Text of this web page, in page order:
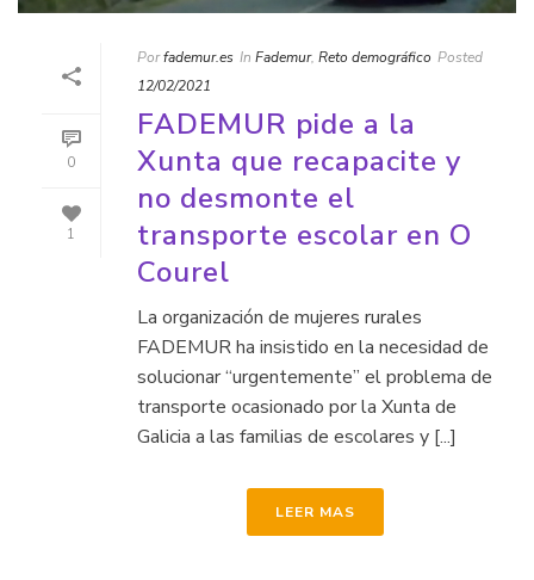
0
1
Porfademur.es In Fademur, Reto demográfico Posted
12/02/2021
FADEMUR pide a la
Xunta que recapacite y
no desmonte el
transporte escolar en O
Courel
La organización de mujeres rurales
FADEMUR ha insistido en la necesidad de
solucionar “urgentemente” el problema de
transporte ocasionado por la Xunta de
Galicia a las familias de escolares y [...]
LEER MAS